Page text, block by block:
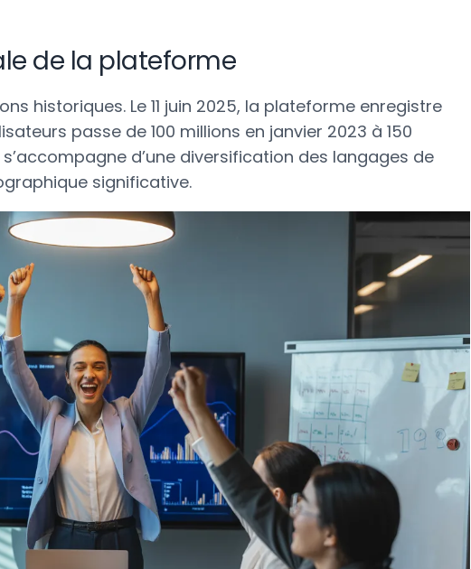
de la plateforme
historiques. Le 11 juin 2025, la plateforme enregistre
passe de 100 millions en janvier 2023 à 150
d’une diversification des langages de
significative.